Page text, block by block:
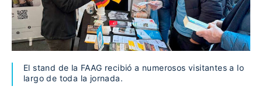
El stand de la FAAG recibió a numerosos visitantes a lo
largo de toda la jornada.